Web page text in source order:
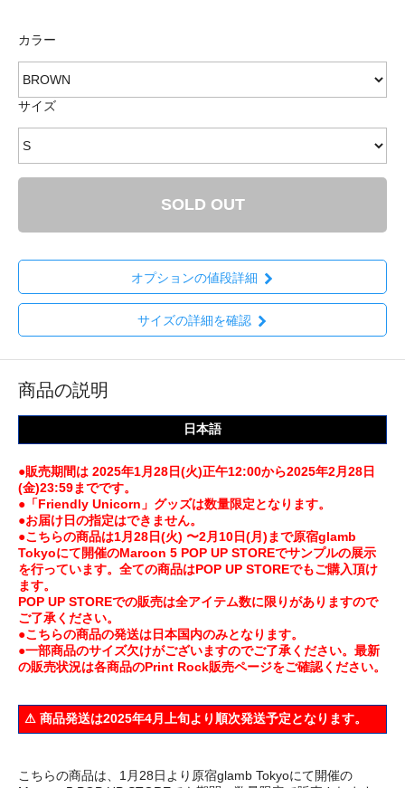
カラー
サイズ
SOLD OUT
オプションの値段詳細
サイズの詳細を確認
商品の説明
日本語
●販売期間は 2025年1月28日(火)正午12:00から2025年2月28日
(金)23:59までです。
●「Friendly Unicorn」グッズは数量限定となります。
●お届け日の指定はできません。
●こちらの商品は1月28日(火) 〜2月10日(月)まで原宿glamb
Tokyoにて開催のMaroon 5 POP UP STOREでサンプルの展示
を行っています。全ての商品はPOP UP STOREでもご購入頂け
ます。
POP UP STOREでの販売は全アイテム数に限りがありますので
ご了承ください。
●こちらの商品の発送は日本国内のみとなります。
●一部商品のサイズ欠けがございますのでご了承ください。最新
の販売状況は各商品のPrint Rock販売ページをご確認ください。
⚠︎ 商品発送は2025年4月上旬より順次発送予定となります。
こちらの商品は、1月28日より原宿glamb Tokyoにて開催の